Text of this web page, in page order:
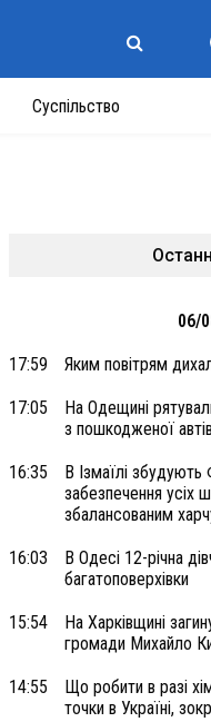
Суспільство
06/
17:59 Яким повітрям
17:05
На Одещині
з пошкодженої
16:35
В Ізмаїлі
забезпечення усіх
збалансованим
16:03
В Одесі 12-річна
багатоповерхівки
15:54
На Харківщині
громади Михайло
14:55
Що робити в разі
точки в Україні,